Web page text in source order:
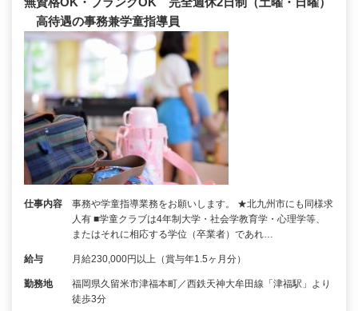
高待遇の事務兼学童指導員
仕事内容
事務や学童指導業務をお願いします。 ★北九州市にも同様求
人有 ■学童クラブは4年制大学・社会学教育学・心理学等、
またはそれに相応する学位（卒業者）であれ…
給与 月給230,000円以上（賞与年1.5ヶ月分）
勤務地
福岡県久留米市津福本町／西鉄天神大牟田線「津福駅」より
徒歩3分